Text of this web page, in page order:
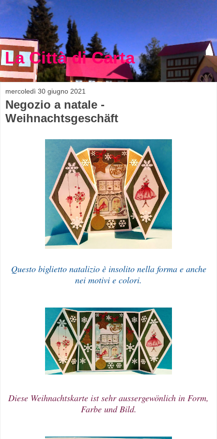
La Città di Carta
mercoledì 30 giugno 2021
Negozio a natale -
Weihnachtsgeschäft
Questo biglietto natalizio è insolito nella forma e anche
nei motivi e colori.
Diese Weihnachtskarte ist sehr aussergewönlich in Form,
Farbe und Bild.